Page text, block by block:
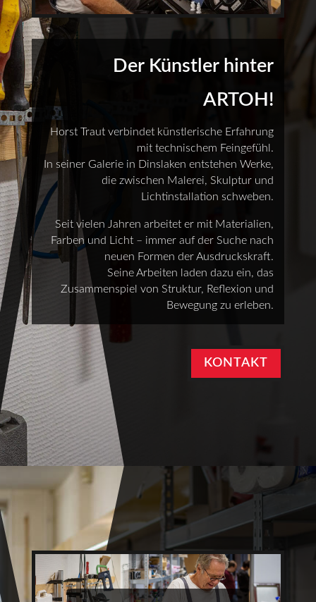
Der Künstler hinter
ARTOH!
Horst Traut verbindet künstlerische Erfahrung
mit technischem Feingefühl.
In seiner Galerie in Dinslaken entstehen Werke,
die zwischen Malerei, Skulptur und
Lichtinstallation schweben.
Seit vielen Jahren arbeitet er mit Materialien,
Farben und Licht – immer auf der Suche nach
neuen Formen der Ausdruckskraft.
Seine Arbeiten laden dazu ein, das
Zusammenspiel von Struktur, Reflexion und
Bewegung zu erleben.
KONTAKT